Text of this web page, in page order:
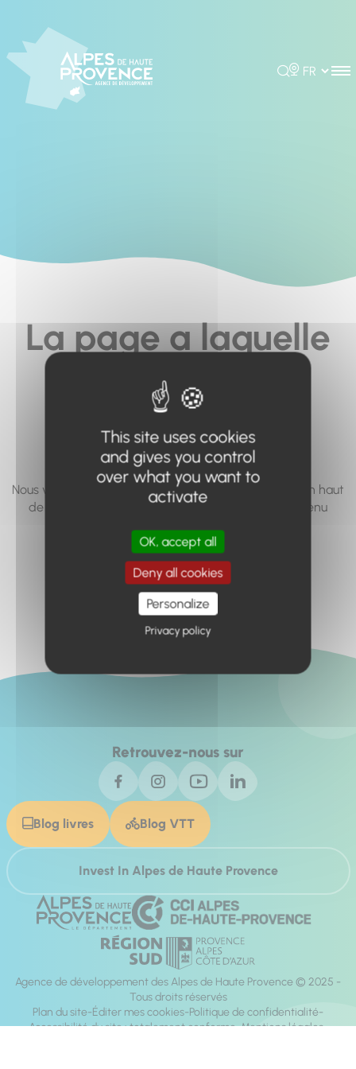
Rechercher
Choisir la
La page a laquelle
vous cherchez à
accéder n'existe
pas... ou plus.
Nous vous invitons à utiliser le moteur de recherche en haut
de page, ou à utiliser le menu pour trouver le contenu
Retour à l'accueil
Retrouvez-nous sur
Blog livres Blog VTT
Invest In Alpes de Haute Provence
Agence de développement des Alpes de Haute Provence © 2025 -
Tous droits réservés
Plan du site Éditer mes cookies Politique de confidentialité
Accessibilité du site : totalement conforme Mentions légales
This site uses cookies
and gives you control
over what you want to
activate
OK, accept all
Deny all cookies
Personalize
Privacy policy